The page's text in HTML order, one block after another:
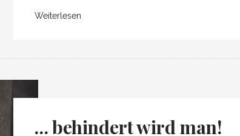
Weiterlesen
… behindert wird man!